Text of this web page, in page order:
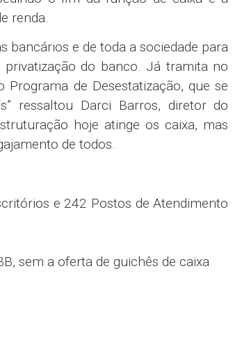
renda.
bancários e de toda a sociedade para
do banco. Já tramita no
de Desestatização, que se
ressaltou Darci Barros, diretor do
hoje atinge os caixa, mas
de todos.
e 242 Postos de Atendimento
sem a oferta de guichês de caixa